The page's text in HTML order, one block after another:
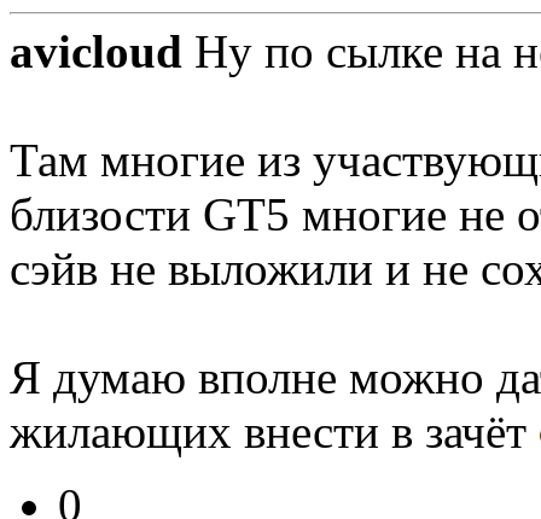
avicloud Ну по сылке на
Там многие из
близости GT5 многие не
сэйв не выложили и не
Я думаю вполне можно
жилающих внести в зачёт
0